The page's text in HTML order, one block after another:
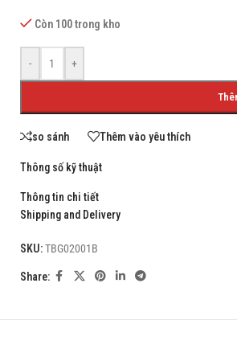
Hidden sidebar
HOT
Small categories menu
Products list view
With background
Category description
Infinit scrolling
Load more button
Còn 100 trong kho
- +
so sánh Thêm vào yêu thích
Thông số kỹ thuật
Thông tin chi tiết
Shipping and Delivery
SKU:TBG02001B
Share: